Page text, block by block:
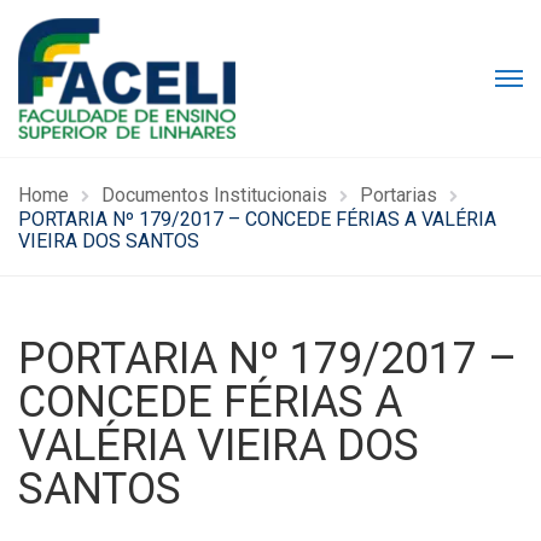
Home Documentos Institucionais
Portarias
PORTARIA Nº 179/2017 – CONCEDE FÉRIAS A VALÉRIA
VIEIRA DOS SANTOS
PORTARIA Nº 179/2017 –
CONCEDE FÉRIAS A
VALÉRIA VIEIRA DOS
SANTOS